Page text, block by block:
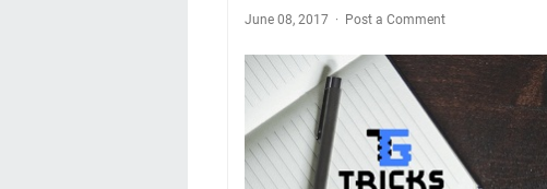
June 08, 2017 Post a Comment